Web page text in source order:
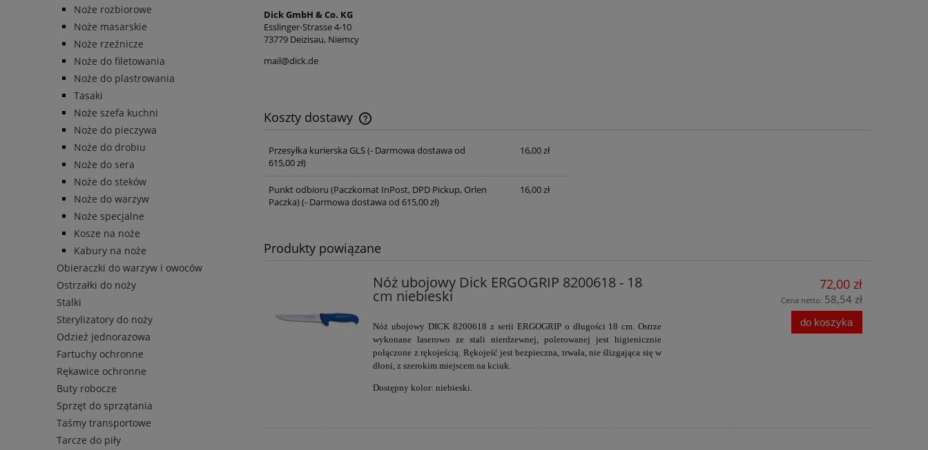
Noże rozbiorowe
Noże masarskie
Noże rzeźnicze
Noże do filetowania
Noże do plastrowania
Tasaki
Noże szefa kuchni
Noże do pieczywa
Noże do drobiu
Noże do sera
Noże do steków
Noże do warzyw
Noże specjalne
Kosze na noże
Kabury na noże
Obieraczki do warzyw i owoców
Ostrzałki do noży
Stalki
Sterylizatory do noży
Odzież jednorazowa
Fartuchy ochronne
Rękawice ochronne
Buty robocze
Sprzęt do sprzątania
Taśmy transportowe
Tarcze do piły
Dick GmbH & Co. KG
Esslinger-Strasse 4-10
73779 Deizisau, Niemcy
mail@dick.de
Koszty dostawy
Cena nie zawiera ewentualnych kosztów
Przesyłka kurierska GLS(- Darmowa dostawa od
615,00 zł)
16,00 zł
Punkt odbioru (Paczkomat InPost, DPD Pickup, Orlen
Paczka)(- Darmowa dostawa od 615,00 zł)
16,00 zł
Produkty powiązane
Nóż ubojowy Dick ERGOGRIP 8200618 - 18
cm niebieski
Nóż ubojowy DICK 8200618 z serii ERGOGRIP o długości 18 cm. Ostrze
wykonane laserowo ze stali nierdzewnej, polerowanej jest higienicznie
połączone z rękojeścią. Rękojeść jest bezpieczna, trwała, nie ślizgająca się w
dłoni, z szerokim miejscem na kciuk.
Dostępny kolor: niebieski.
72,00 zł
Cena netto: 58,54 zł
do koszyka